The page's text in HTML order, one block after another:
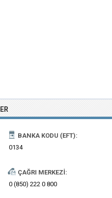
BANKA KODU (EFT):
0134
ÇAĞRI MERKEZI:
0 (850) 222 0 800